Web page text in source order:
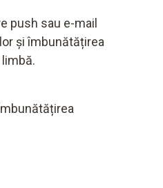
push sau e-mail
și îmbunătățirea